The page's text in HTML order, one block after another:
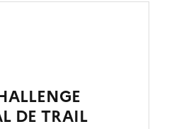
DE TRAIL